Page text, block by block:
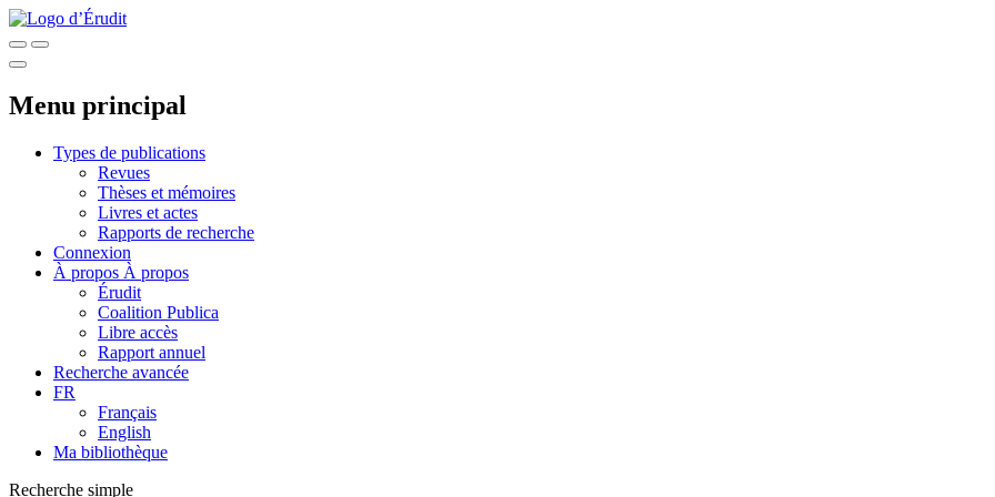
Menu principal
Types de publications
Revues
Thèses et mémoires
Livres et actes
Rapports de recherche
Connexion
À propos À propos
Érudit
Coalition Publica
Libre accès
Rapport annuel
Recherche avancée
FR
Français
English
Ma bibliothèque
Recherche simple